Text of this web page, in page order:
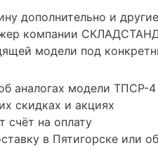
дополнительно и
компании
модели под
аналогах модели ТПСР-
скидках и акциях
счёт на оплату
в Пятигорске или